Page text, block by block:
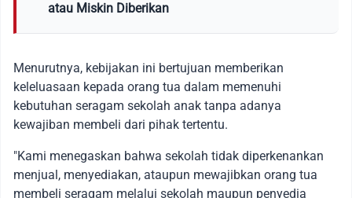
atau Miskin Diberikan
Menurutnya, kebijakan ini bertujuan memberikan
keleluasaan kepada orang tua dalam memenuhi
kebutuhan seragam sekolah anak tanpa adanya
kewajiban membeli dari pihak tertentu.
"Kami menegaskan bahwa sekolah tidak diperkenankan
menjual, menyediakan, ataupun mewajibkan orang tua
membeli seragam melalui sekolah maupun penyedia